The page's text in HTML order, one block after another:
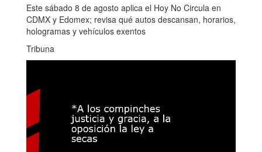
Este sábado 8 de agosto aplica el Hoy No Circula en
CDMX y Edomex; revisa qué autos descansan, horarios,
hologramas y vehículos exentos
Tribuna